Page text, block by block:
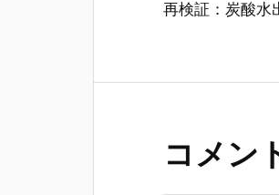
再検証：炭酸水
コメン